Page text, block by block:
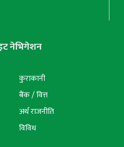
नेभिगेशन
कुराकानी
बैंक / वित्त
अर्थ राजनीति
विविध